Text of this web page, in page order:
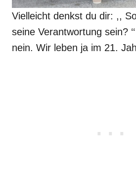
Vielleicht denkst du dir: ,,
seine Verantwortung sein?
nein. Wir leben ja im 21.